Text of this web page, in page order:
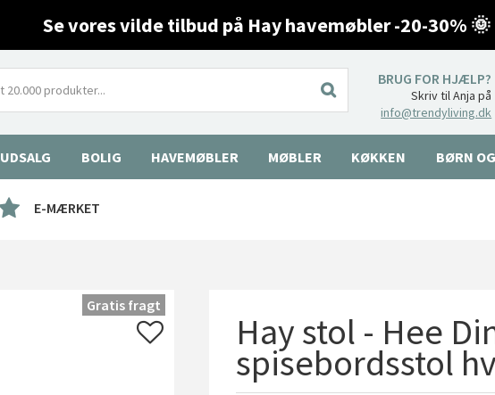
Se vores vilde tilbud på Hay havemøbler -20-30% 🌞
BRUG FOR HJÆLP?
Skriv til Anja på
info@trendyliving.dk
UDSALG BOLIG HAVEMØBLER MØBLER KØKKEN BØRN
E-MÆRKET
Gratis fragt
Hay stol - Hee
spisebordsstol